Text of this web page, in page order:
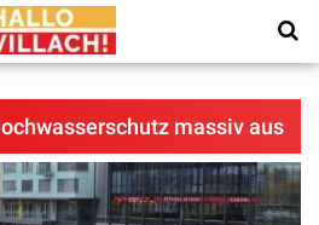
massiv aus